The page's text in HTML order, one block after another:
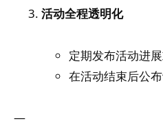
活动全程透明化
定期发布活动进
在活动结束后公
—